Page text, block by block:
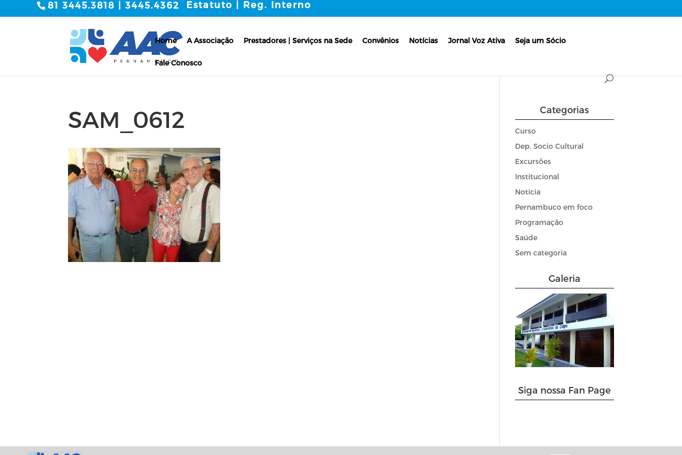
81 3445.3818 | 3445.4362 Estatuto | Reg. Interno
Home A Associação Prestadores | Serviços na Sede Convênios Notícias Jornal Voz Ativa Seja um Sócio
Fale Conosco
SAM_0612 Categorias
Curso
Dep. Socio Cultural
Excursões
Institucional
Noticia
Pernambuco em foco
Programação
Saúde
Sem categoria
Galeria
Siga nossa Fan Page